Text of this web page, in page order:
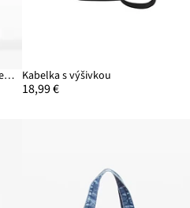
Kožená taška s dekoratívnym remienkom Kabelka s výšivkou
18,99 €